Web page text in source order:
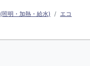
明・加熱・給水)
エコ